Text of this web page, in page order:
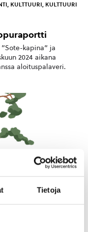
Tietoja
KULTTUURI KULTTUURI
kapina” ja
2024 aikana
aloituspalaveri.